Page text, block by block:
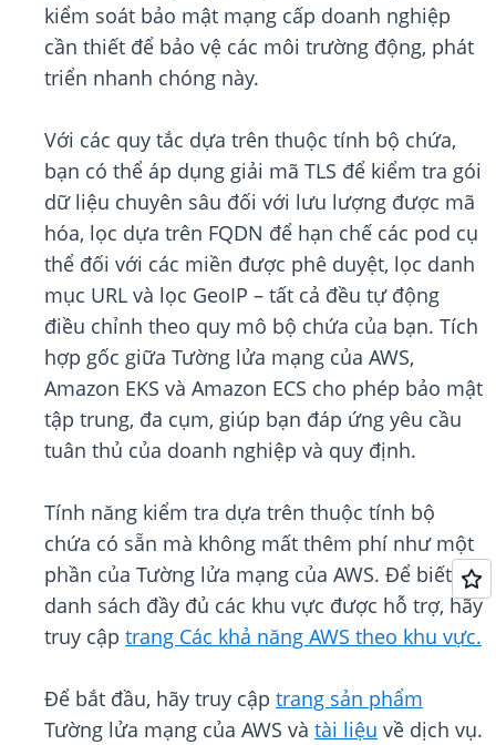
kiểm soát bảo mật mạng cấp doanh nghiệp
cần thiết để bảo vệ các môi trường động, phát
triển nhanh chóng này.
Với các quy tắc dựa trên thuộc tính bộ chứa,
bạn có thể áp dụng giải mã TLS để kiểm tra gói
dữ liệu chuyên sâu đối với lưu lượng được mã
hóa, lọc dựa trên FQDN để hạn chế các pod cụ
thể đối với các miền được phê duyệt, lọc danh
mục URL và lọc GeoIP – tất cả đều tự động
điều chỉnh theo quy mô bộ chứa của bạn. Tích
hợp gốc giữa Tường lửa mạng của AWS,
Amazon EKS và Amazon ECS cho phép bảo mật
tập trung, đa cụm, giúp bạn đáp ứng yêu cầu
tuân thủ của doanh nghiệp và quy định.
Tính năng kiểm tra dựa trên thuộc tính bộ
chứa có sẵn mà không mất thêm phí như một
phần của Tường lửa mạng của AWS. Để biết
danh sách đầy đủ các khu vực được hỗ trợ, hãy
truy cập trang Các khả năng AWS theo khu vực.
Để bắt đầu, hãy truy cập trang sản phẩm
Tường lửa mạng của AWS và tài liệu về dịch vụ.